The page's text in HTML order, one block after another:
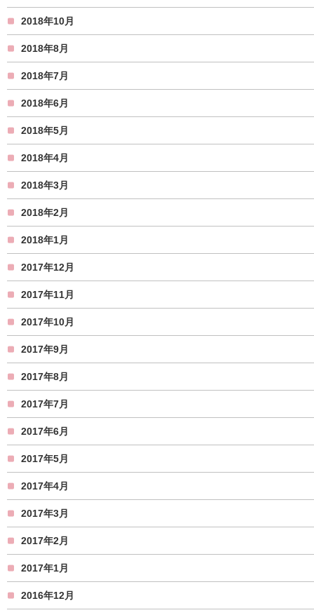
2018年10月
2018年8月
2018年7月
2018年6月
2018年5月
2018年4月
2018年3月
2018年2月
2018年1月
2017年12月
2017年11月
2017年10月
2017年9月
2017年8月
2017年7月
2017年6月
2017年5月
2017年4月
2017年3月
2017年2月
2017年1月
2016年12月